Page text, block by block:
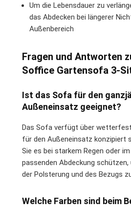
Um die Lebensdauer zu
das Abdecken bei längerer
Außenbereich
Fragen und Antworten
Soffice Gartensofa 3-
Ist das Sofa für den
Außeneinsatz geeignet?
Das Sofa verfügt über
für den Außeneinsatz konzipiert
Sie es bei starkem Regen oder
passenden Abdeckung schützen,
der Polsterung und des Bezugs
Welche Farben sind beim